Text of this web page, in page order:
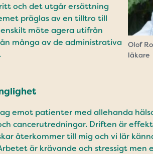
Olof
läkare
och det utgår ersättning
präglas av en tilltro till
möte agera utifrån
många av de administrativa
emot patienter med allehanda
cancerutredningar. Driften är
återkommer till mig och vi lär
är krävande och stressigt men